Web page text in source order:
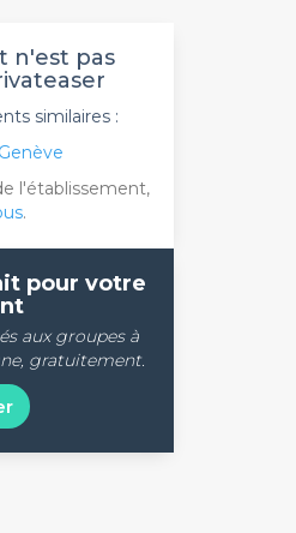
n'est pas
similaires :
l'établissement,
.
pour votre
aux groupes à
gratuitement.